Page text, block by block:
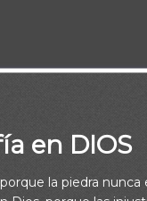
en DIOS
la piedra nunca